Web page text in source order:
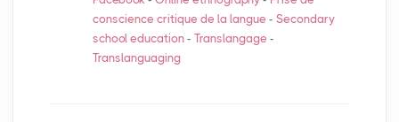
conscience critique de la langue - Secondary
school education- Translangage -
Translanguaging